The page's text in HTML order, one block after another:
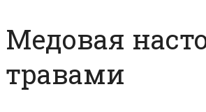
Медовая
травами